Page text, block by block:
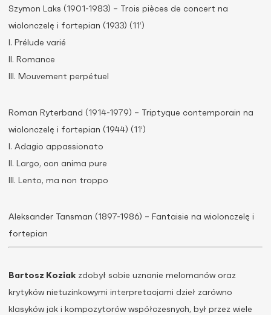
Szymon Laks (1901-1983) – Trois pièces de concert na
wiolonczelę i fortepian (1933) (11’)
I. Prélude varié
II. Romance
III. Mouvement perpétuel
Roman Ryterband (1914-1979) – Triptyque contemporain na
wiolonczelę i fortepian (1944) (11’)
I. Adagio appassionato
II. Largo, con anima pure
III. Lento, ma non troppo
Aleksander Tansman (1897-1986) – Fantaisie na wiolonczelę i
fortepian
Bartosz Koziak zdobył sobie uznanie melomanów oraz
krytyków nietuzinkowymi interpretacjami dzieł zarówno
klasyków jak i kompozytorów współczesnych, był przez wiele